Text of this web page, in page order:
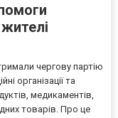
чергову партію
організації та
медикаментів,
товарів. Про це